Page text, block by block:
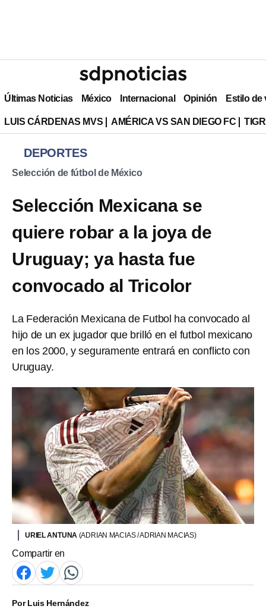
Últimas Noticias México Internacional Opinión Estilo de
LUIS CÁRDENAS MVS AMÉRICA VS SAN DIEGO FC
DEPORTES
Selección de fútbol de México
Selección Mexicana se
quiere robar a la joya de
Uruguay; ya hasta fue
convocado al Tricolor
La Federación Mexicana de Futbol ha convocado al
hijo de un ex jugador que brilló en el futbol mexicano
en los 2000, y seguramente entrará en conflicto con
Uruguay.
URIEL ANTUNA (ADRIAN MACIAS / ADRIAN MACIAS)
Compartir en
PorLuis Hernández